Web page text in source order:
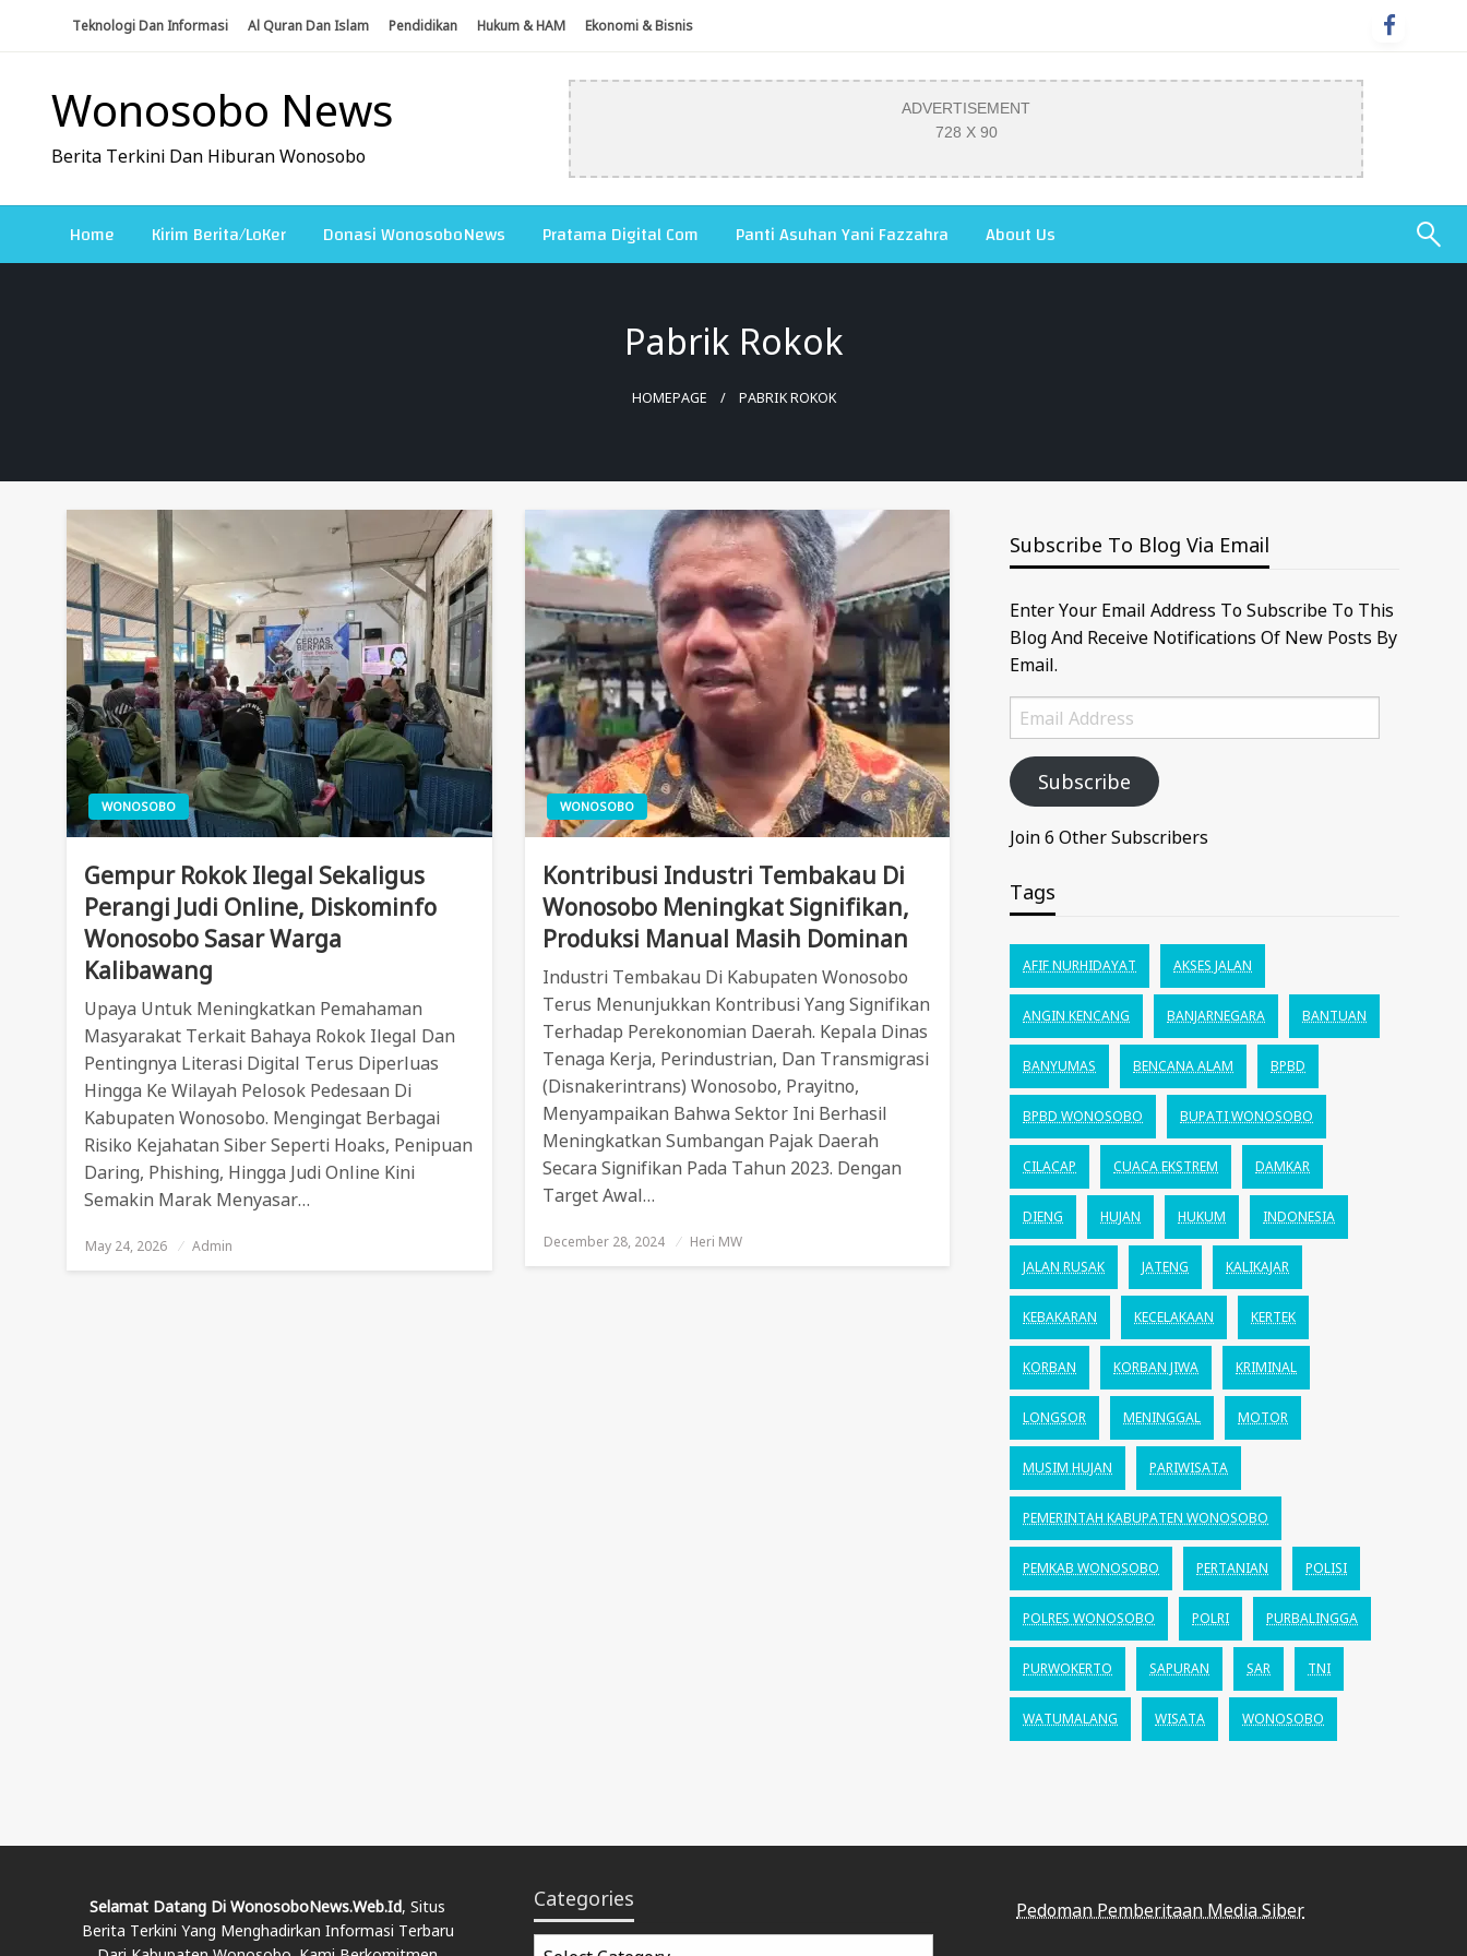
Teknologi Dan Informasi Al Quran Dan Islam Pendidikan Hukum & HAM Ekonomi & Bisnis
Wonosobo News
Berita Terkini Dan Hiburan Wonosobo
ADVERTISEMENT
728 X 90
Home Kirim Berita/LoKer Donasi WonosoboNews Pratama Digital Com Panti Asuhan Yani Fazzahra About Us
Pabrik Rokok
HOMEPAGE PABRIK ROKOK
WONOSOBO
Gempur Rokok Ilegal Sekaligus
Perangi Judi Online, Diskominfo
Wonosobo Sasar Warga
Kalibawang
Upaya Untuk Meningkatkan Pemahaman
Masyarakat Terkait Bahaya Rokok Ilegal Dan
Pentingnya Literasi Digital Terus Diperluas
Hingga Ke Wilayah Pelosok Pedesaan Di
Kabupaten Wonosobo. Mengingat Berbagai
Risiko Kejahatan Siber Seperti Hoaks, Penipuan
Daring, Phishing, Hingga Judi Online Kini
Semakin Marak Menyasar…
Posted
On
May 24, 2026 Admin
WONOSOBO
Kontribusi Industri Tembakau Di
Wonosobo Meningkat Signifikan,
Produksi Manual Masih Dominan
Industri Tembakau Di Kabupaten Wonosobo
Terus Menunjukkan Kontribusi Yang Signifikan
Terhadap Perekonomian Daerah. Kepala Dinas
Tenaga Kerja, Perindustrian, Dan Transmigrasi
(Disnakerintrans) Wonosobo, Prayitno,
Menyampaikan Bahwa Sektor Ini Berhasil
Meningkatkan Sumbangan Pajak Daerah
Secara Signifikan Pada Tahun 2023. Dengan
Target Awal…
Posted
December 28, 2024 Heri MW
Subscribe To Blog Via Email
Enter Your Email Address To Subscribe To This
Blog And Receive Notifications Of New Posts By
Email.
Email
Address
Subscribe
Join 6 Other Subscribers
Tags
AFIF NURHIDAYAT AKSES JALAN
ANGIN KENCANG BANJARNEGARA BANTUAN
BANYUMAS BENCANA ALAM BPBD
BPBD WONOSOBO BUPATI WONOSOBO
CILACAP CUACA EKSTREM DAMKAR
DIENG HUJAN HUKUM INDONESIA
JALAN RUSAK JATENG KALIKAJAR
KEBAKARAN KECELAKAAN KERTEK
KORBAN KORBAN JIWA KRIMINAL
LONGSOR MENINGGAL MOTOR
MUSIM HUJAN PARIWISATA
PEMERINTAH KABUPATEN WONOSOBO
PEMKAB WONOSOBO PERTANIAN POLISI
POLRES WONOSOBO POLRI PURBALINGGA
PURWOKERTO SAPURAN SAR TNI
WATUMALANG WISATA WONOSOBO
Selamat Datang Di WonosoboNews.web.id, Situs
Berita Terkini Yang Menghadirkan Informasi Terbaru
Categories
Categories
Pedoman Pemberitaan Media Siber